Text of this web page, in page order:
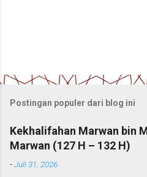
Postingan populer dari blog ini
Kekhalifahan Marwan bin
Marwan (127 H – 132 H)
-Juli 31, 2026